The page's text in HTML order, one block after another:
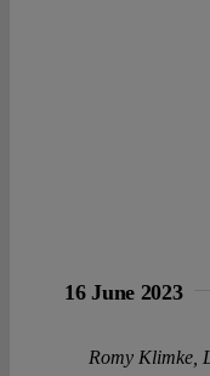
16 June 2023
Romy Klimke,